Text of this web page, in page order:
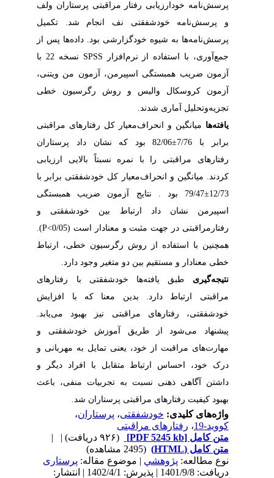
پرسش‌نامه خودارزیابی رفتار مراقبتی پرستاران ولف
و پرسش‌نامه خودشفقتی نف انجام شد. تکمیل
پرسش‌نامه‌ها به شیوه خودگزارشی بود. داده‌ها پس از
جمع‌آوری، با استفاده از نرم‌افزار SPSS نسخه 22 با
آزمون ضریب همبستگی اسپیرمن، آزمون من ویتنی،
آزمون کروسکال والیس و روش‌ رگرسیون خطی
تجزیه‌وتحلیل آماری شدند.
یافته‌هامیانگین و انحراف‌معیار کل رفتارهای مراقبتی
برابر با 7/76±82/06 بود که نشان داد پرستاران
رفتار‌های مراقبتی را با نمره نسبتاً بالایی ارزیابی
کردند. میانگین و انحراف‌معیار کل خود‌شفقتی برابر با
12/73±79/47 بود . نتایج آزمون ضریب همبستگی
اسپیرمن نشان داد ارتباط بین خود‌شفقتی و
رفتار‌مراقبتی در جهت مثبت و معنادار است (P<0/05).
همچنین با استفاده از روش رگرسیون خطی، ارتباط
خطی معنادار و مستقیم بین دو متغیر وجود دارد.
نتیجه‌گیری
طبق یافته‌ها خود‌شفقتی با رفتار‌های
مراقبتی ارتباط دارد. بدین معنا که با افزایش
خودشفقتی، رفتارهای مراقبتی نیز بهبود می‌یابد.
پیشنهاد می‌شود از طریق آموزش خود‌شفقتی و
مهارت‌های مراقبت از خود، یعنی تمایل به مهربانی و
درک خود، احساس ارتباط متقابل با افراد دیگر و
داشتن آگاهی ذهنی نسبت به تجربیات منفی، باعث
بهبود کیفیت رفتار‌های مراقبتی پرستاران شد.
واژه‌های کلیدی:خود‌شفقتی،پرستاران ،
کووید-19
،رفتارهای مراقبتی
متن کامل[PDF 5245 kb]
| |
متن کامل (HTML)
(2495 مشاهده)
نوع مطالعه:پژوهشي| موضوع مقاله:پرستاری
دریافت: 1401/9/8 | پذیرش: 1402/4/1 | انتشار: